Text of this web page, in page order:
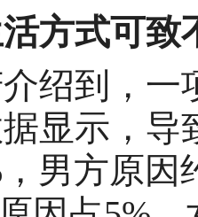
式可致
到，一
显示，导
，男方原